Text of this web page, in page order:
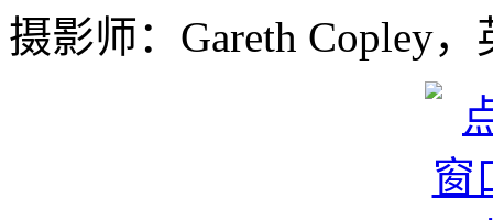
摄影师：Gareth Copley，